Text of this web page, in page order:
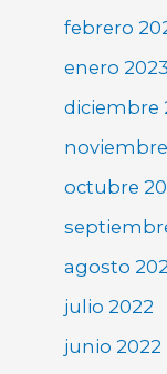
febrero
enero 2023
diciembre
octubre
agosto
julio 2022
junio 2022